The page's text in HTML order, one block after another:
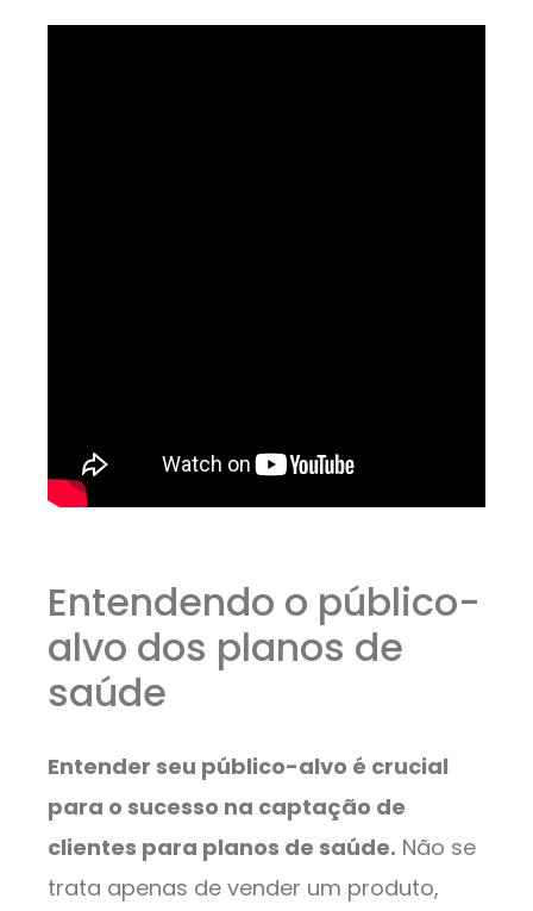
Entendendo o público-
alvo dos planos de
saúde
Entender seu público-alvo é crucial
para o sucesso na captação de
clientes para planos de saúde. Não se
trata apenas de vender um produto,